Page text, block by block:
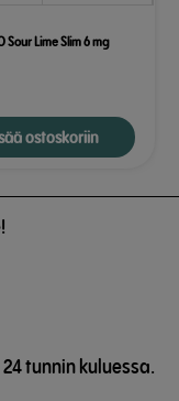
Sour Lime Slim 6 mg
ostoskoriin
tunnin kuluessa.